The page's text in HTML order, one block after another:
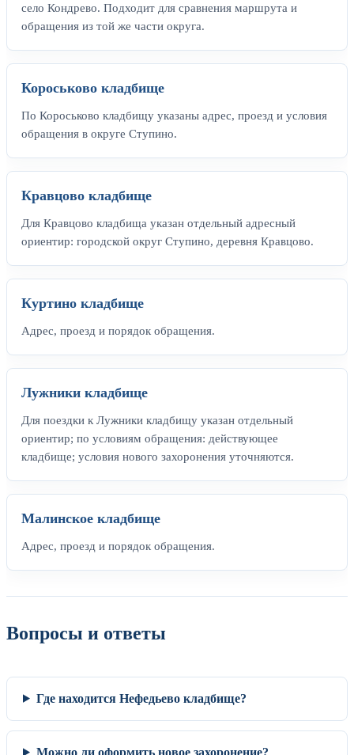
село Кондрево. Подходит для сравнения маршрута и
обращения из той же части округа.
Короськово кладбище
По Короськово кладбищу указаны адрес, проезд и условия
обращения в округе Ступино.
Кравцово кладбище
Для Кравцово кладбища указан отдельный адресный
ориентир: городской округ Ступино, деревня Кравцово.
Куртино кладбище
Адрес, проезд и порядок обращения.
Лужники кладбище
Для поездки к Лужники кладбищу указан отдельный
ориентир; по условиям обращения: действующее
кладбище; условия нового захоронения уточняются.
Малинское кладбище
Адрес, проезд и порядок обращения.
Вопросы и ответы
Где находится Нефедьево кладбище?
Можно ли оформить новое захоронение?